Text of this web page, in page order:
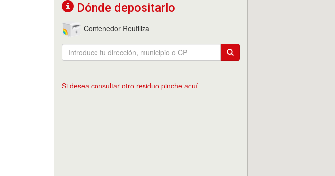
Dónde depositarlo
Contenedor Reutiliza
Si desea consultar otro residuo pinche aquí